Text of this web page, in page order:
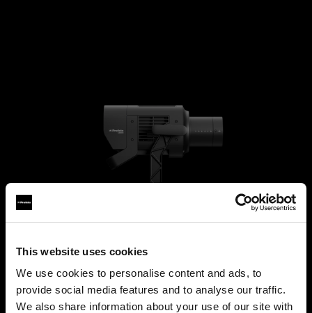
This website uses cookies
We use cookies to personalise content and ads, to
provide social media features and to analyse our traffic.
We also share information about your use of our site with